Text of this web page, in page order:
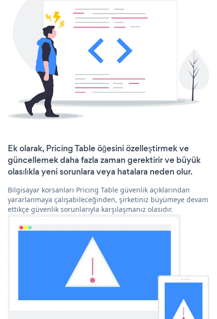
Ek olarak, Pricing Table öğesini özelleştirmek ve
güncellemek daha fazla zaman gerektirir ve büyük
olasılıkla yeni sorunlara veya hatalara neden olur.
Bilgisayar korsanları Pricing Table güvenlik açıklarından
yararlanmaya çalışabileceğinden, şirketiniz büyümeye devam
ettikçe güvenlik sorunlarıyla karşılaşmanız olasıdır.